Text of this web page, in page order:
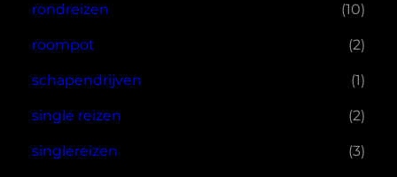
rondreizen (10)
roompot (2)
schapendrijven (1)
single reizen (2)
singlereizen (3)